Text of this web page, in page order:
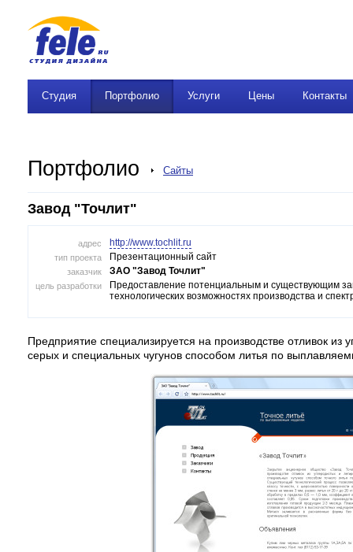
Студия Портфолио Услуги Цены Контакты
Портфолио Сайты
Завод "Точлит"
адрес http://www.tochlit.ru
тип проекта Презентационный сайт
заказчик ЗАО "Завод Точлит"
цель разработки
Предоставление потенциальным и существующим
технологических возможностях производства и
Предприятие специализируется на производстве отливок из
серых и специальных чугунов способом литья по